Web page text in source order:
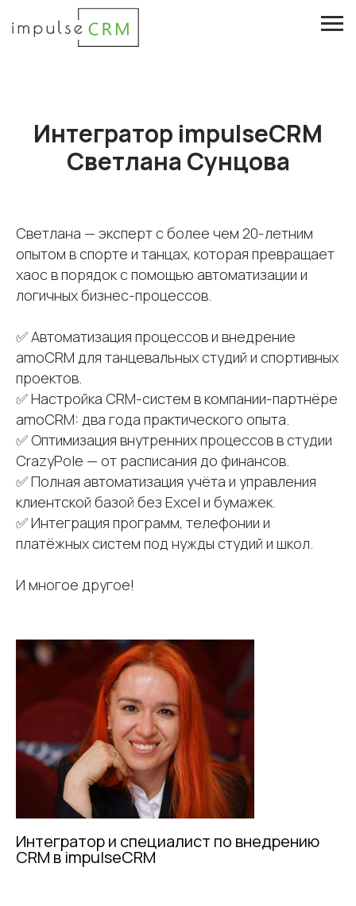
Интегратор impulseCRM
Светлана Сунцова
Светлана — эксперт с более чем 20-летним
опытом в спорте и танцах, которая превращает
хаос в порядок с помощью автоматизации и
логичных бизнес-процессов.
✅ Автоматизация процессов и внедрение
amoCRM для танцевальных студий и спортивных
проектов.
✅ Настройка CRM-систем в компании-партнёре
amoCRM: два года практического опыта.
✅ Оптимизация внутренних процессов в студии
CrazyPole — от расписания до финансов.
✅ Полная автоматизация учёта и управления
клиентской базой без Excel и бумажек.
✅ Интеграция программ, телефонии и
платёжных систем под нужды студий и школ.
И многое другое!
Интегратор и специалист по внедрению
CRM в impulseCRM